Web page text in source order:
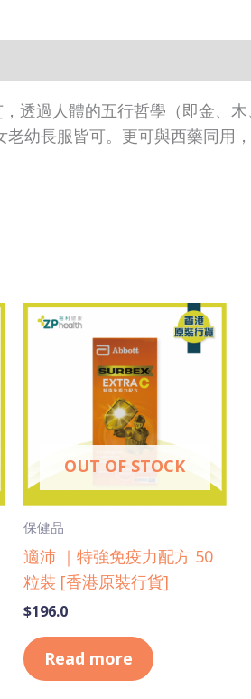
透過人體的五行哲學（即金、
幼長服皆可。更可與西藥同用
OUT OF STOCK
保健品
適沛 ｜特強免疫力配方 50
粒裝 [香港原裝行貨]
$196.0
Read more